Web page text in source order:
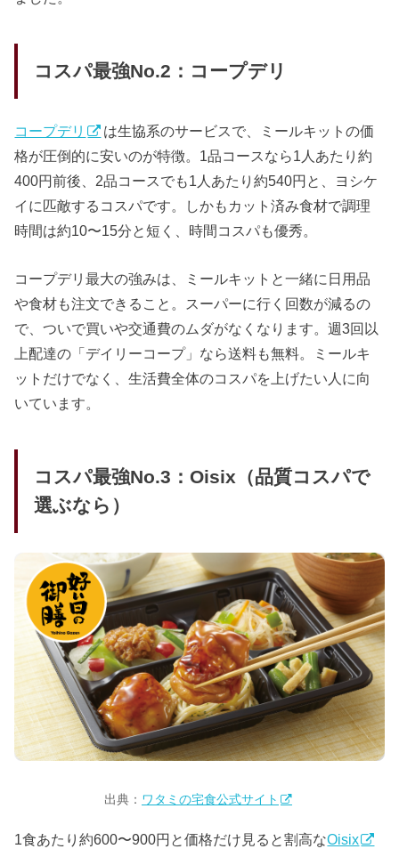
コスパ最強No.2：コープデリ
コープデリ
は生協系のサービスで、ミールキットの価
格が圧倒的に安いのが特徴。1品コースなら1人あたり約
400円前後、2品コースでも1人あたり約540円と、ヨシケ
イに匹敵するコスパです。しかもカット済み食材で調理
時間は約10〜15分と短く、時間コスパも優秀。
コープデリ最大の強みは、ミールキットと一緒に日用品
や食材も注文できること。スーパーに行く回数が減るの
で、ついで買いや交通費のムダがなくなります。週3回以
上配達の「デイリーコープ」なら送料も無料。ミールキ
ットだけでなく、生活費全体のコスパを上げたい人に向
いています。
コスパ最強No.3：Oisix（品質コスパで
選ぶなら）
出典： ワタミの宅食公式サイト
1食あたり約600〜900円と価格だけ見ると割高なOisix